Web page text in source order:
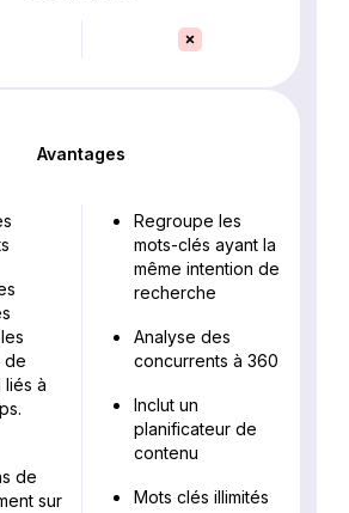
Avantages
de
à
de
sur
Regroupe les
mots-clés ayant la
même intention de
recherche
Analyse des
concurrents à 360
Inclut un
planificateur de
contenu
Mots clés illimités